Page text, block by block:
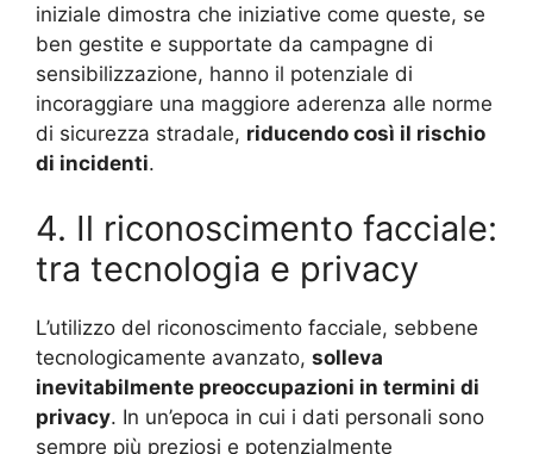
iniziale dimostra che iniziative come queste, se
ben gestite e supportate da campagne di
sensibilizzazione, hanno il potenziale di
incoraggiare una maggiore aderenza alle norme
di sicurezza stradale, riducendo così il rischio
di incidenti.
4. Il riconoscimento facciale:
tra tecnologia e privacy
L’utilizzo del riconoscimento facciale, sebbene
tecnologicamente avanzato, solleva
inevitabilmente preoccupazioni in termini di
privacy. In un’epoca in cui i dati personali sono
sempre più preziosi e potenzialmente